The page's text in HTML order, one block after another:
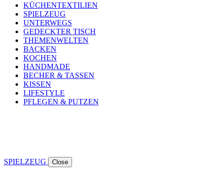
KÜCHENTEXTILIEN
SPIELZEUG
UNTERWEGS
GEDECKTER TISCH
THEMENWELTEN
BACKEN
KOCHEN
HANDMADE
BECHER & TASSEN
KISSEN
LIFESTYLE
PFLEGEN & PUTZEN
SPIELZEUG Close